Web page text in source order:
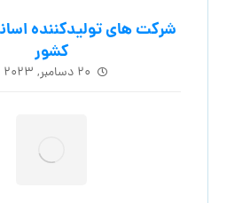
شرکت های تولیدکننده
کشور
۲۰ دسامبر, ۲۰۲۳